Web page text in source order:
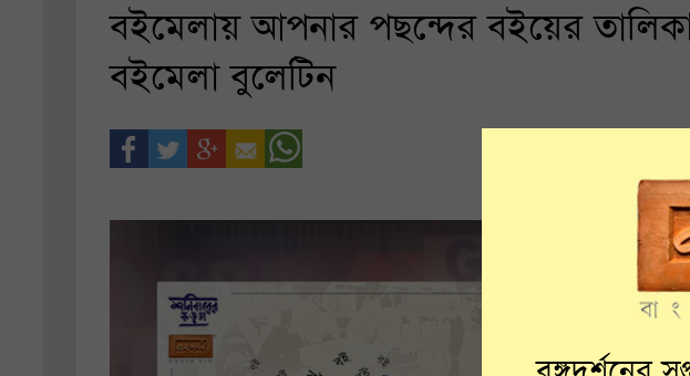
বইমেলায় আপনার পছন্দের বইয়ের
বইমেলা বুলেটিন